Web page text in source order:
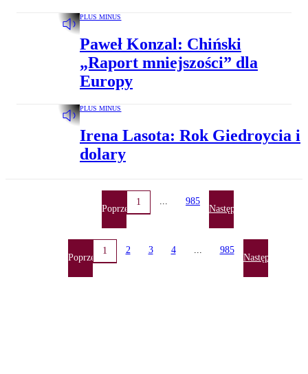
PLUS MINUS
Paweł Konzal: Chiński
„Raport mniejszości” dla
Europy
PLUS MINUS
Irena Lasota: Rok Giedroycia i
dolary
Poprzednia
1 985
Następna
Poprzednia
1 2 3 4 985
Następna